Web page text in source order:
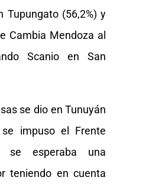
Tupungato (56,2%) y
Cambia Mendoza al
Scanio en San
se dio en Tunuyán
impuso el Frente
se esperaba una
teniendo en cuenta